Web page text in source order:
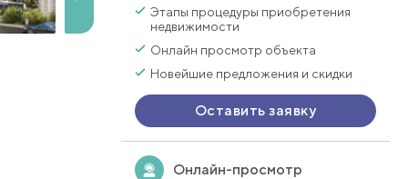
Этапы процедуры приобретения
недвижимости
Онлайн просмотр объекта
Новейшие предложения и скидки
Оставить заявку
Онлайн-просмотр